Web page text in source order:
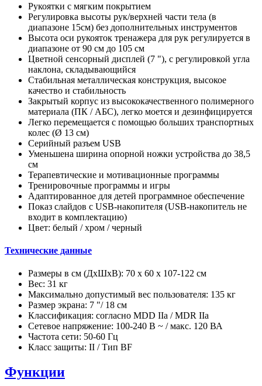
Рукоятки с мягким покрытием
Регулировка высоты рук/верхней части тела (в
диапазоне 15см) без дополнительных инструментов
Высота оси рукояток тренажера для рук регулируется в
диапазоне от 90 см до 105 см
Цветной сенсорный дисплей (7 "), с регулировкой угла
наклона, складывающийся
Стабильная металлическая конструкция, высокое
качество и стабильность
Закрытый корпус из высококачественного полимерного
материала (ПК / АБС), легко моется и дезинфицируется
Легко перемещается с помощью больших транспортных
колес (Ø 13 см)
Серийный разъем USB
Уменьшена ширина опорной ножки устройства до 38,5
см
Терапевтические и мотивационные программы
Тренировочные программы и игры
Адаптированное для детей программное обеспечение
Показ слайдов с USB-накопителя (USB-накопитель не
входит в комплектацию)
Цвет: белый / хром / черный
Технические данные
Размеры в см (ДхШхВ): 70 х 60 х 107-122 см
Вес: 31 кг
Максимально допустимый вес пользователя: 135 кг
Размер экрана: 7 "/ 18 см
Классификация: согласно MDD IIa / MDR IIa
Сетевое напряжение: 100-240 В ~ / макс. 120 ВА
Частота сети: 50-60 Гц
Класс защиты: II / Тип BF
Функции